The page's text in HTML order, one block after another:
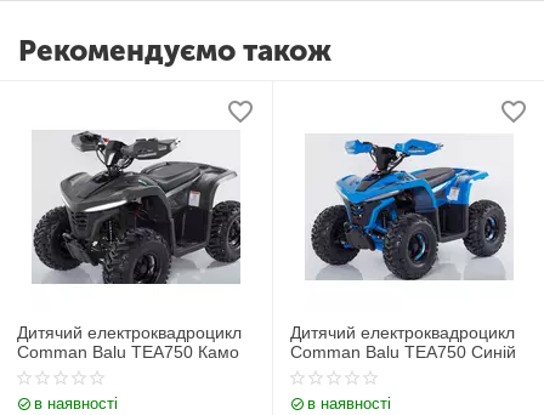
Рекомендуємо також
Дитячий електроквадроцикл
Comman Balu TEA750 Камо
в наявності
Дитячий електроквадроцикл
Comman Balu TEA750 Синій
в наявності